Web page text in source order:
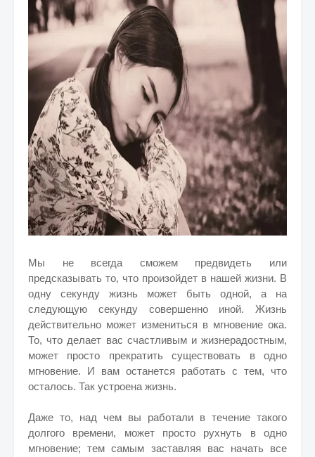
Мы не всегда сможем предвидеть или
предсказывать то, что произойдет в нашей жизни. В
одну секунду жизнь может быть одной, а на
следующую секунду совершенно иной. Жизнь
действительно может измениться в мгновение ока.
То, что делает вас счастливым и жизнерадостным,
может просто прекратить существовать в одно
мгновение. И вам останется работать с тем, что
осталось. Так устроена жизнь.
Даже то, над чем вы работали в течение такого
долгого времени, может просто рухнуть в одно
мгновение; тем самым заставляя вас начать все